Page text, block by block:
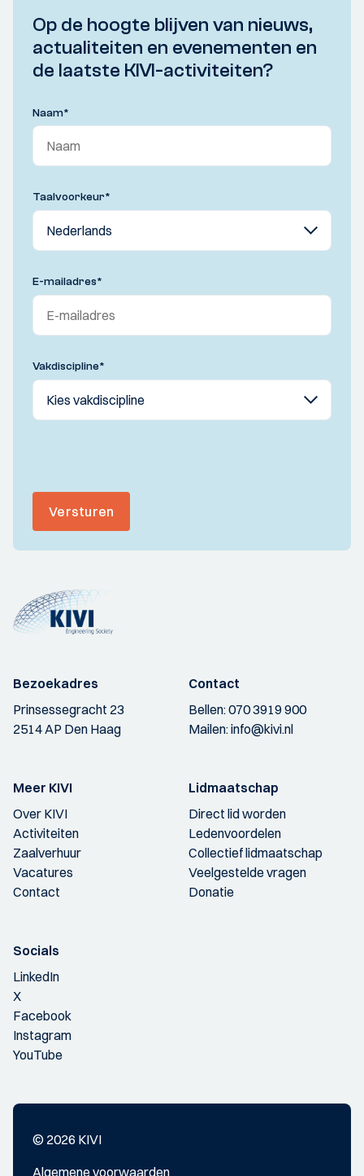
Op de hoogte blijven van nieuws,
actualiteiten en evenementen en
de laatste KIVI-activiteiten?
Naam*
Taalvoorkeur*
E-mailadres*
Vakdiscipline*
Versturen
Bezoekadres
Prinsessegracht 23
2514 AP Den Haag
Contact
Bellen:070 3919 900
Mailen:info@kivi.nl
Meer KIVI
Over KIVI
Activiteiten
Zaalverhuur
Vacatures
Contact
Lidmaatschap
Direct lid worden
Ledenvoordelen
Collectief lidmaatschap
Veelgestelde vragen
Donatie
Socials
LinkedIn
X
Facebook
Instagram
YouTube
© 2026 KIVI
Algemene voorwaarden